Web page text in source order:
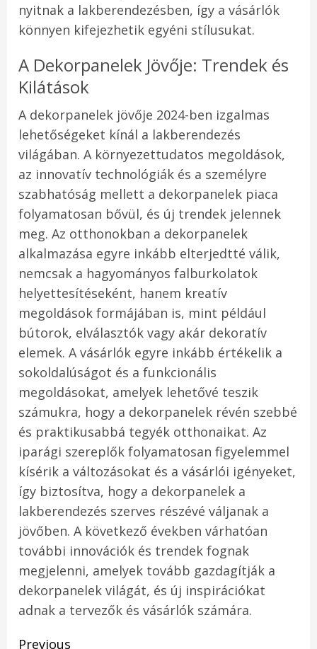
nyitnak a lakberendezésben, így a vásárlók
könnyen kifejezhetik egyéni stílusukat.
A Dekorpanelek Jövője: Trendek és
Kilátások
A dekorpanelek jövője 2024-ben izgalmas
lehetőségeket kínál a lakberendezés
világában. A környezettudatos megoldások,
az innovatív technológiák és a személyre
szabhatóság mellett a dekorpanelek piaca
folyamatosan bővül, és új trendek jelennek
meg. Az otthonokban a dekorpanelek
alkalmazása egyre inkább elterjedtté válik,
nemcsak a hagyományos falburkolatok
helyettesítéseként, hanem kreatív
megoldások formájában is, mint például
bútorok, elválasztók vagy akár dekoratív
elemek. A vásárlók egyre inkább értékelik a
sokoldalúságot és a funkcionális
megoldásokat, amelyek lehetővé teszik
számukra, hogy a dekorpanelek révén szebbé
és praktikusabbá tegyék otthonaikat. Az
iparági szereplők folyamatosan figyelemmel
kísérik a változásokat és a vásárlói igényeket,
így biztosítva, hogy a dekorpanelek a
lakberendezés szerves részévé váljanak a
jövőben. A következő években várhatóan
további innovációk és trendek fognak
megjelenni, amelyek tovább gazdagítják a
dekorpanelek világát, és új inspirációkat
adnak a tervezők és vásárlók számára.
Previous